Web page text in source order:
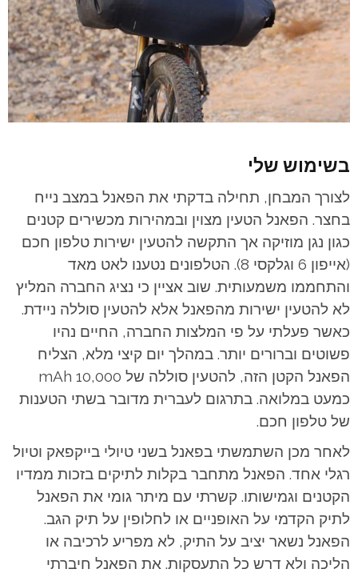
בשימוש שלי
לצורך המבחן, תחילה בדקתי את הפאנל במצב נייח
בחצר. הפאנל הטעין מצוין ובמהירות מכשירים קטנים
כגון נגן מוזיקה אך התקשה להטעין ישירות טלפון חכם
(אייפון 6 וגלקסי 8). הטלפונים נטענו לאט מאד
והתחממו משמעותית. שוב אציין כי נציג החברה המליץ
לא להטעין ישירות מהפאנל אלא להטעין סוללה ניידת.
כאשר פעלתי על פי המלצות החברה, החיים נהיו
פשוטים וברורים יותר. במהלך יום קיצי מלא, הצליח
הפאנל הקטן הזה, להטעין סוללה של 10,000 mAh
כמעט במלואה. בתרגום לעברית מדובר בשתי הטענות
של טלפון חכם.
לאחר מכן השתמשתי בפאנל בשני טיולי בייקפאק וטיול
רגלי אחד. הפאנל מתחבר בקלות לתיקים בזכות ממדיו
הקטנים וגמישותו. קשרתי עם מיתר גומי את הפאנל
לתיק הקדמי על האופניים או לחלופין על תיק הגב.
הפאנל נשאר יציב על התיק, לא מפריע לרכיבה או
הליכה ולא דרש כל התעסקות. את הפאנל חיברתי